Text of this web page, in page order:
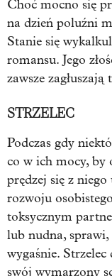
Choć mocno się
na dzień poluźni
Stanie się
romansu. Jego
zawsze
STRZELEC
Podczas gdy
co w ich mocy, by
prędzej się z
rozwoju
toksycznym
lub nudna, sprawi,
wygaśnie.
swój wymarzony